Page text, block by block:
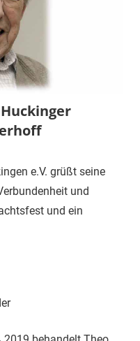
e.V. grüßt seine
und
und ein